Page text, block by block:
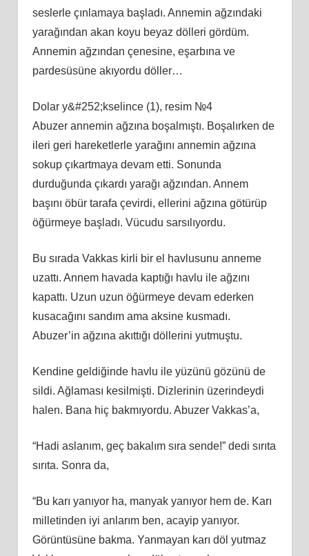
seslerle çınlamaya başladı. Annemin ağzındaki
yarağından akan koyu beyaz dölleri gördüm.
Annemin ağzından çenesine, eşarbına ve
pardesüsüne akıyordu döller…
Dolar y&#252;kselince (1), resim №4
Abuzer annemin ağzına boşalmıştı. Boşalırken de
ileri geri hareketlerle yarağını annemin ağzına
sokup çıkartmaya devam etti. Sonunda
durduğunda çıkardı yarağı ağzından. Annem
başını öbür tarafa çevirdi, ellerini ağzına götürüp
öğürmeye başladı. Vücudu sarsılıyordu.
Bu sırada Vakkas kirli bir el havlusunu anneme
uzattı. Annem havada kaptığı havlu ile ağzını
kapattı. Uzun uzun öğürmeye devam ederken
kusacağını sandım ama aksine kusmadı.
Abuzer’in ağzına akıttığı döllerini yutmuştu.
Kendine geldiğinde havlu ile yüzünü gözünü de
sildi. Ağlaması kesilmişti. Dizlerinin üzerindeydi
halen. Bana hiç bakmıyordu. Abuzer Vakkas’a,
“Hadi aslanım, geç bakalım sıra sende!” dedi sırıta
sırıta. Sonra da,
“Bu karı yanıyor ha, manyak yanıyor hem de. Karı
milletinden iyi anlarım ben, acayip yanıyor.
Görüntüsüne bakma. Yanmayan karı döl yutmaz